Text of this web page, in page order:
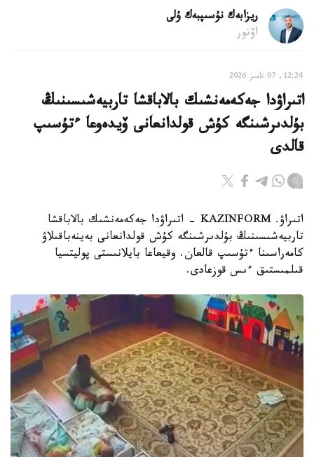
ريزابەك نۇسىپبەك ۇلى
اۆتور
12:24, 07 تامىز 2026
اتىراۋدا جەكەمەنشىك بالاباقشا تاربيەشىسىنىڭ
بۇلدىرشىنگە كۇش قولدانعانى ۆيدەوعا ءتۇسىپ
قالدى
اتىراۋ. KAZINFORM - اتىراۋدا جەكەمەنشىك بالاباقشا
تاربيەشىسىنىڭ بۇلدىرشىنگە كۇش قولدانعانى بەينەباقىلاۋ
كامەراسىنا ءتۇسىپ قالعان. وقيعاعا بايلانىستى پوليتسيا
قىلمىستىق ءىس قوزعادى.